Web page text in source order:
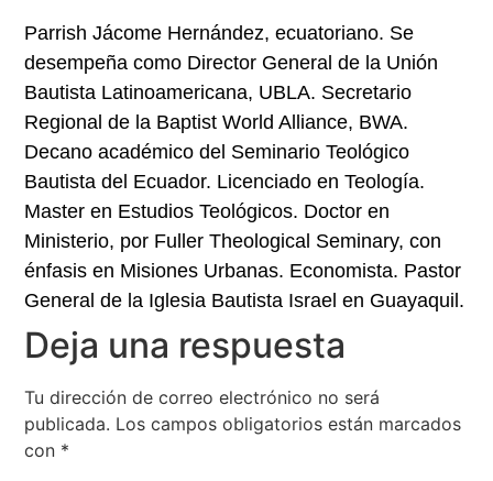
Parrish Jácome Hernández, ecuatoriano. Se
desempeña como Director General de la Unión
Bautista Latinoamericana, UBLA. Secretario
Regional de la Baptist World Alliance, BWA.
Decano académico del Seminario Teológico
Bautista del Ecuador. Licenciado en Teología.
Master en Estudios Teológicos. Doctor en
Ministerio, por Fuller Theological Seminary, con
énfasis en Misiones Urbanas. Economista. Pastor
General de la Iglesia Bautista Israel en Guayaquil.
Deja una respuesta
Tu dirección de correo electrónico no será
publicada. Los campos obligatorios están marcados
con *